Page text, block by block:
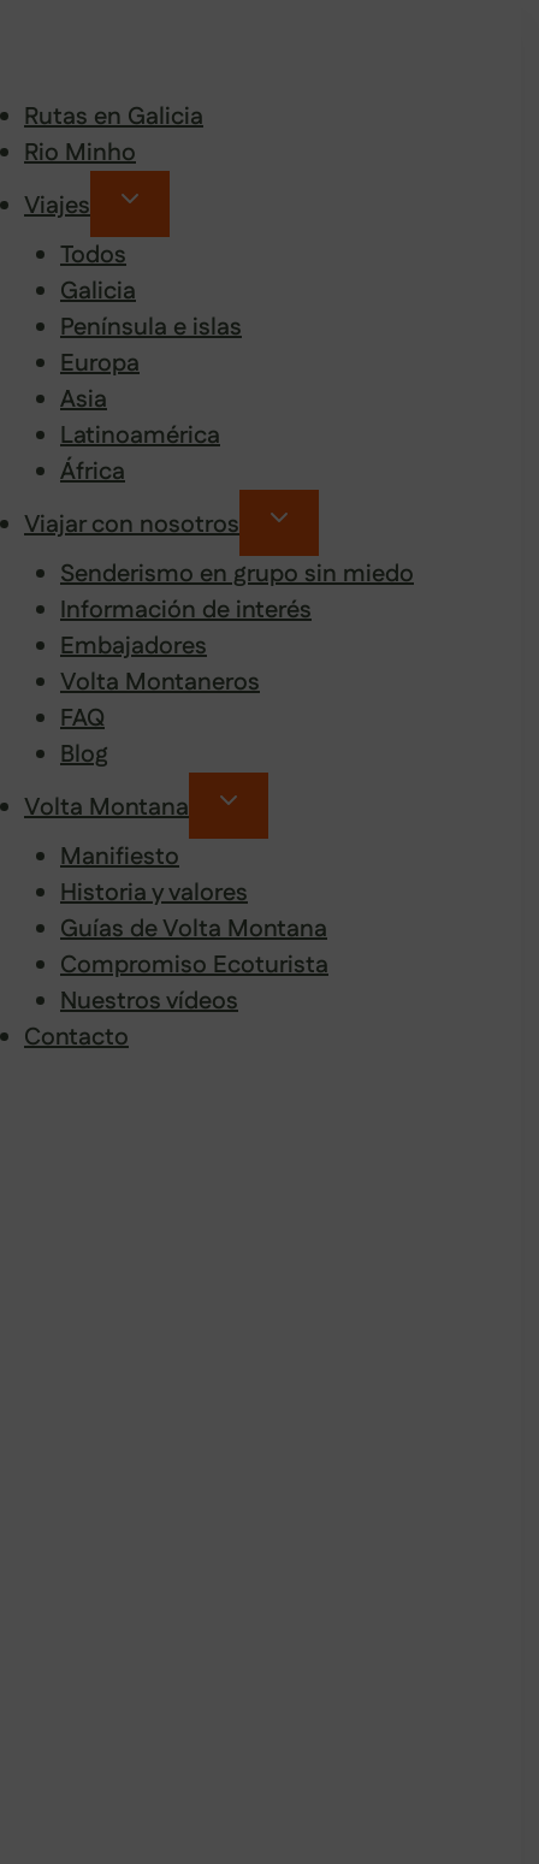
Rutas en Galicia
Rio Minho
Viajes
Todos
Galicia
Península e islas
Europa
Asia
Latinoamérica
África
Viajar con nosotros
Senderismo en grupo sin miedo
Información de interés
Embajadores
Volta Montaneros
FAQ
Blog
Volta Montana
Manifiesto
Historia y valores
Guías de Volta Montana
Compromiso Ecoturista
Nuestros vídeos
Contacto